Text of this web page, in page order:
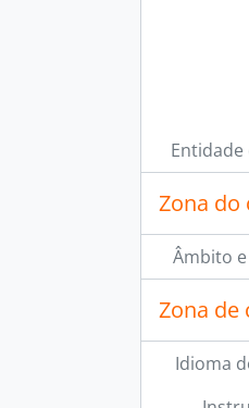
Zona do
Âmbito
Zona de
Idioma